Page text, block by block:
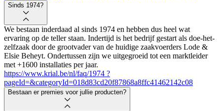
Sinds 1974?
We bestaan inderdaad al sinds 1974 en hebben dus heel wat
ervaring op de teller staan. Indertijd is het bedrijf gestart als doe-het-
zelfzaak door de grootvader van de huidige zaakvoerders Lode &
Elsie Beheyt. Ondertussen zijn we uitgegroeid tot een marktleider
met +1600 installaties per jaar.
https://www.krial.be/nl/faq/1974 ?
pageId=&categoryId=018d83cd20f87868a8ffc41462142c08
Bestaan er premies voor jullie producten?